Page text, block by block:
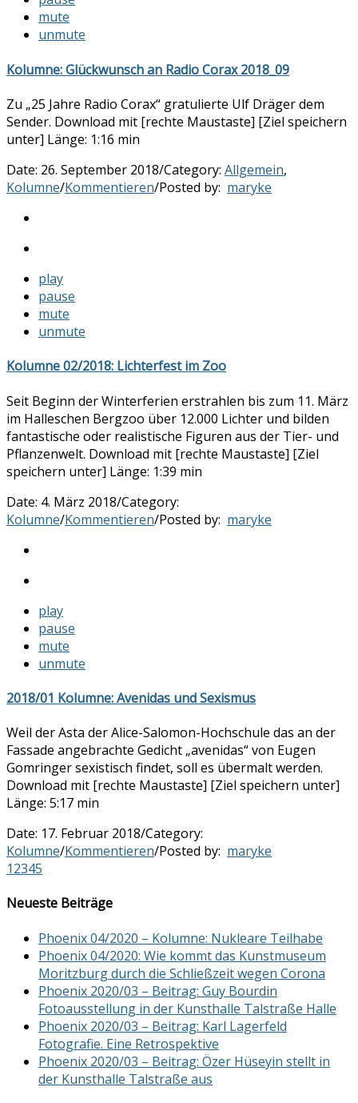
mute
unmute
Kolumne: Glückwunsch an Radio Corax 2018_09
Zu „25 Jahre Radio Corax“ gratulierte Ulf Dräger dem
Sender. Download mit [rechte Maustaste] [Ziel speichern
unter] Länge: 1:16 min
Date: 26. September 2018/Category: Allgemein,
Kolumne/Kommentieren/Posted by: maryke
play
pause
mute
unmute
Kolumne 02/2018: Lichterfest im Zoo
Seit Beginn der Winterferien erstrahlen bis zum 11. März
im Halleschen Bergzoo über 12.000 Lichter und bilden
fantastische oder realistische Figuren aus der Tier- und
Pflanzenwelt. Download mit [rechte Maustaste] [Ziel
speichern unter] Länge: 1:39 min
Date: 4. März 2018/Category:
Kolumne/Kommentieren/Posted by: maryke
play
pause
mute
unmute
2018/01 Kolumne: Avenidas und Sexismus
Weil der Asta der Alice-Salomon-Hochschule das an der
Fassade angebrachte Gedicht „avenidas“ von Eugen
Gomringer sexistisch findet, soll es übermalt werden.
Download mit [rechte Maustaste] [Ziel speichern unter]
Länge: 5:17 min
Date: 17. Februar 2018/Category:
Kolumne/Kommentieren/Posted by: maryke
12345
Neueste Beiträge
Phoenix 04/2020 – Kolumne: Nukleare Teilhabe
Phoenix 04/2020: Wie kommt das Kunstmuseum
Moritzburg durch die Schließzeit wegen Corona
Phoenix 2020/03 – Beitrag: Guy Bourdin
Fotoausstellung in der Kunsthalle Talstraße Halle
Phoenix 2020/03 – Beitrag: Karl Lagerfeld
Fotografie. Eine Retrospektive
Phoenix 2020/03 – Beitrag: Özer Hüseyin stellt in
der Kunsthalle Talstraße aus